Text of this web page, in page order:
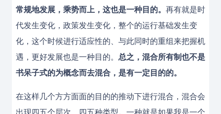
常规地发展，乘势而上，这也是一种目的。 再有就是时
代发生变化，政策发生变化，整个的运行基础发生变
化，这个时候进行适应性的、与此同时的重组来把握机
遇，更好发展也是一种目的。 总之，混合所有制也不是
书呆子式的为概念而去混合，是有一定目的的。
在这样几个方方面面的目的的推动下进行混合，混合会
出现四五个层次、四五种类型。一种就是如果我是一个